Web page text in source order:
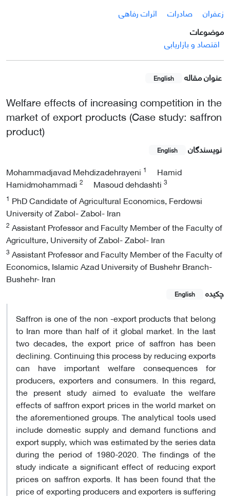
زعفران
صادرات
اثرات رفاهی
موضوعات
اقتصاد و بازاریابی
عنوان مقاله English
Welfare effects of increasing competition in the
market of export products (Case study: saffron
product)
نویسندگان English
Mohammadjavad Mehdizadehrayeni 1
Hamid
Hamidmohammadi 2 Masoud dehdashti 3
1 PhD Candidate of Agricultural Economics, Ferdowsi
University of Zabol- Zabol- Iran
2 Assistant Professor and Faculty Member of the Faculty of
Agriculture, University of Zabol- Zabol- Iran
3 Assistant Professor and Faculty Member of the Faculty of
Economics, Islamic Azad University of Bushehr Branch-
Bushehr- Iran
چکیده
English
Saffron is one of the non -export products that belong
to Iran more than half of it global market. In the last
two decades, the export price of saffron has been
declining. Continuing this process by reducing exports
can have important welfare consequences for
producers, exporters and consumers. In this regard,
the present study aimed to evaluate the welfare
effects of saffron export prices in the world market on
the aforementioned groups. The analytical tools used
include domestic supply and demand functions and
export supply, which was estimated by the series data
during the period of 1980-2020. The findings of the
study indicate a significant effect of reducing export
prices on saffron exports. It has been found that the
price of exporting producers and exporters is suffering